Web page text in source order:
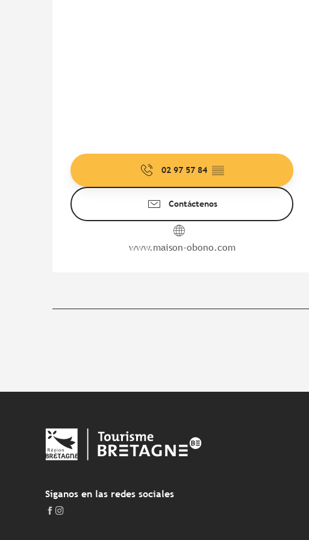
02 97 57 84 ▒▒
Contáctenos
www.maison-obono.com
Síganos en las redes sociales